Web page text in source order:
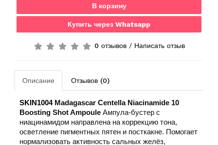
В корзину
Купить через Whatsapp
0 отзывов/ Написать отзыв
Описание Отзывов (0)
SKIN1004 Madagascar Centella Niacinamide 10
Boosting Shot Ampoule Ампула-бустер с
ниацинамидом направлена на коррекцию тона,
осветление пигментных пятен и посткакне. Помогает
нормализовать активность сальных желёз,